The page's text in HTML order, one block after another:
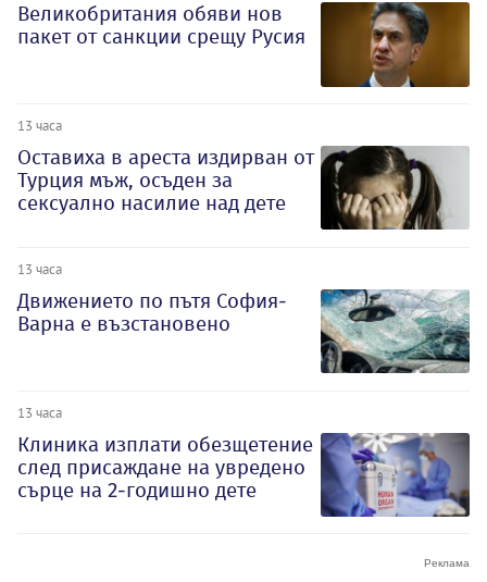
Великобритания обяви нов
пакет от санкции срещу Русия
13 часа
Оставиха в ареста издирван от
Турция мъж, осъден за
сексуално насилие над дете
13 часа
Движението по пътя София-
Варна е възстановено
13 часа
Клиника изплати обезщетение
след присаждане на увредено
сърце на 2-годишно дете